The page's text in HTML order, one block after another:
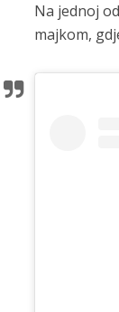
Na jednoj
majkom,